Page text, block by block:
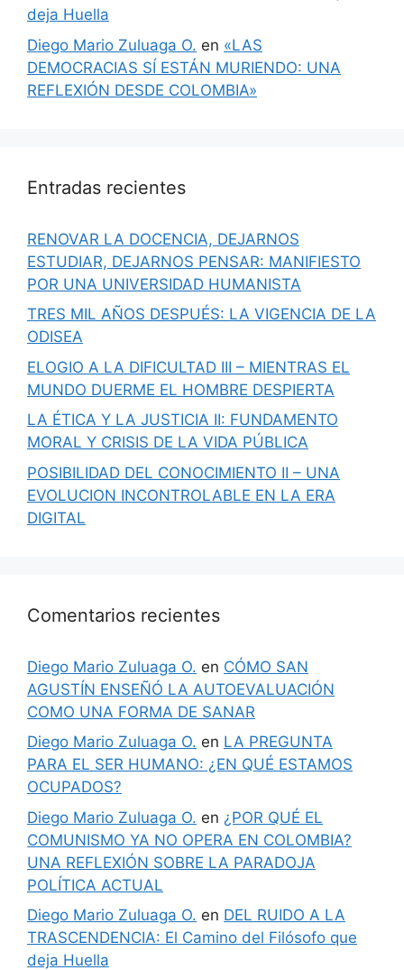
deja Huella
Diego Mario Zuluaga O. en «LAS
DEMOCRACIAS SÍ ESTÁN MURIENDO: UNA
REFLEXIÓN DESDE COLOMBIA»
Entradas recientes
RENOVAR LA DOCENCIA, DEJARNOS
ESTUDIAR, DEJARNOS PENSAR: MANIFIESTO
POR UNA UNIVERSIDAD HUMANISTA
TRES MIL AÑOS DESPUÉS: LA VIGENCIA DE LA
ODISEA
ELOGIO A LA DIFICULTAD III – MIENTRAS EL
MUNDO DUERME EL HOMBRE DESPIERTA
LA ÉTICA Y LA JUSTICIA II: FUNDAMENTO
MORAL Y CRISIS DE LA VIDA PÚBLICA
POSIBILIDAD DEL CONOCIMIENTO II – UNA
EVOLUCION INCONTROLABLE EN LA ERA
DIGITAL
Comentarios recientes
Diego Mario Zuluaga O. en CÓMO SAN
AGUSTÍN ENSEÑÓ LA AUTOEVALUACIÓN
COMO UNA FORMA DE SANAR
Diego Mario Zuluaga O. en LA PREGUNTA
PARA EL SER HUMANO: ¿EN QUÉ ESTAMOS
OCUPADOS?
Diego Mario Zuluaga O. en ¿POR QUÉ EL
COMUNISMO YA NO OPERA EN COLOMBIA?
UNA REFLEXIÓN SOBRE LA PARADOJA
POLÍTICA ACTUAL
Diego Mario Zuluaga O. en DEL RUIDO A LA
TRASCENDENCIA: El Camino del Filósofo que
deja Huella